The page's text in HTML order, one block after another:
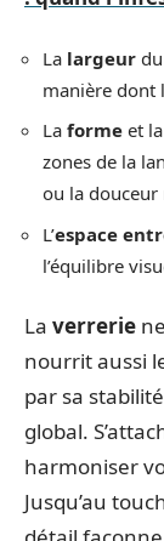
La largeur
manière dont
La forme et la
zones de la
ou la douceur
L’espace
l’équilibre
La verrerie
nourrit aussi
par sa
global.
harmoniser
Jusqu’au